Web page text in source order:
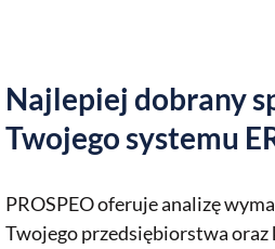
Najlepiej dobrany
Twojego systemu
PROSPEO oferuje analizę
Twojego przedsiębiorstwa oraz